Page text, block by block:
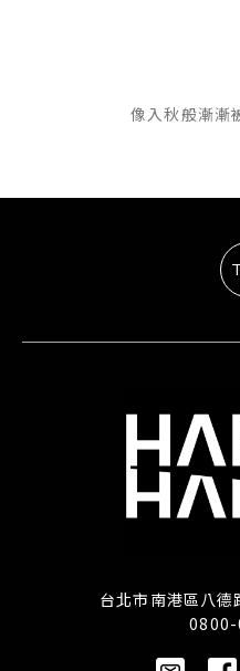
像入秋般漸漸
台北市南港區八